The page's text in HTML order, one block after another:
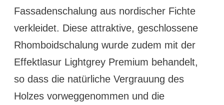
Fassadenschalung aus nordischer Fichte
verkleidet. Diese attraktive, geschlossene
Rhomboidschalung wurde zudem mit der
Effektlasur Lightgrey Premium behandelt,
so dass die natürliche Vergrauung des
Holzes vorweggenommen und die